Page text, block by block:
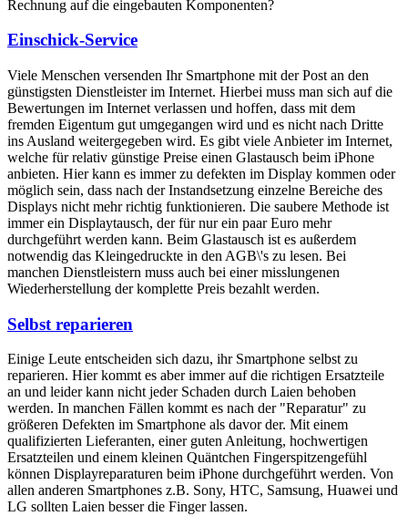
Rechnung auf die eingebauten Komponenten?
Einschick-Service
Viele Menschen versenden Ihr Smartphone mit der Post an den
günstigsten Dienstleister im Internet. Hierbei muss man sich auf die
Bewertungen im Internet verlassen und hoffen, dass mit dem
fremden Eigentum gut umgegangen wird und es nicht nach Dritte
ins Ausland weitergegeben wird. Es gibt viele Anbieter im Internet,
welche für relativ günstige Preise einen Glastausch beim iPhone
anbieten. Hier kann es immer zu defekten im Display kommen oder
möglich sein, dass nach der Instandsetzung einzelne Bereiche des
Displays nicht mehr richtig funktionieren. Die saubere Methode ist
immer ein Displaytausch, der für nur ein paar Euro mehr
durchgeführt werden kann. Beim Glastausch ist es außerdem
notwendig das Kleingedruckte in den AGB\'s zu lesen. Bei
manchen Dienstleistern muss auch bei einer misslungenen
Wiederherstellung der komplette Preis bezahlt werden.
Selbst reparieren
Einige Leute entscheiden sich dazu, ihr Smartphone selbst zu
reparieren. Hier kommt es aber immer auf die richtigen Ersatzteile
an und leider kann nicht jeder Schaden durch Laien behoben
werden. In manchen Fällen kommt es nach der "Reparatur" zu
größeren Defekten im Smartphone als davor der. Mit einem
qualifizierten Lieferanten, einer guten Anleitung, hochwertigen
Ersatzteilen und einem kleinen Quäntchen Fingerspitzengefühl
können Displayreparaturen beim iPhone durchgeführt werden. Von
allen anderen Smartphones z.B. Sony, HTC, Samsung, Huawei und
LG sollten Laien besser die Finger lassen.